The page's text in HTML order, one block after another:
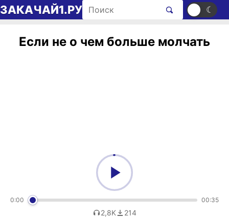
Перейти к содержимому
ЗАКАЧАЙ1.РУ Поиск рингтонов ☀ ☾
Если не о чем больше молчать
0:00 00:35
2,8K 214